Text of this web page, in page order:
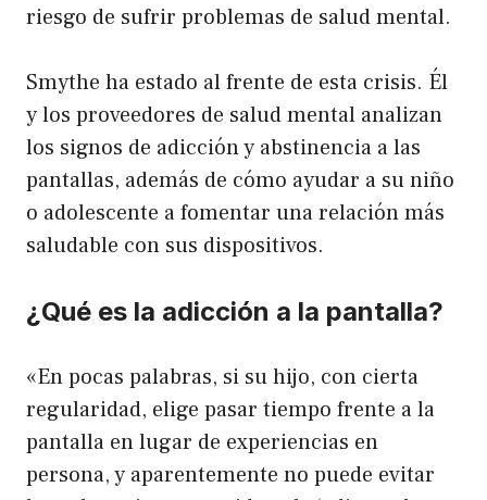
riesgo de sufrir problemas de salud mental.
Smythe ha estado al frente de esta crisis. Él
y los proveedores de salud mental analizan
los signos de adicción y abstinencia a las
pantallas, además de cómo ayudar a su niño
o adolescente a fomentar una relación más
saludable con sus dispositivos.
¿Qué es la adicción a la pantalla?
«En pocas palabras, si su hijo, con cierta
regularidad, elige pasar tiempo frente a la
pantalla en lugar de experiencias en
persona, y aparentemente no puede evitar